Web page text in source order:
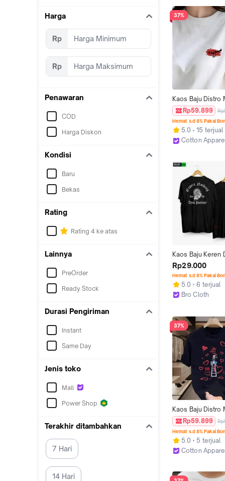
Harga
Rp
Rp
Penawaran
COD
Harga Diskon
Kondisi
Baru
Bekas
Rating
Rating 4 ke atas
Lainnya
PreOrder
Ready Stock
Durasi Pengiriman
Instant
Same Day
Jenis toko
Mall
Power Shop
Terakhir ditambahkan
7 Hari
14 Hari
Lembut Polos
putih
37%
Kaos Baju Distro
Motif "Tulisan"
Premium Tebal
Katun 24S Cewe
Pasangan
Panjang Wanita
Atasan Pendek
Rp59.899
Hemat s.d 8% Pakai
5.0
15 terjual
Cotton
Kaos Baju Keren
Atasan laki
Wanita Cewek
Dewasa Kekinian
2024 Murah
Oblong
Rp29.000
Hemat s.d 8% Pakai
5.0
6 terjual
Bro Cloth
37%
Kaos Baju Distro
Motif "We Need
Original Premium
Unisex Katun 24S
Cowo Pasangan
Atasan Keren
Cewek Lembut
Rp59.899
Hemat s.d 8% Pakai
5.0
5 terjual
Cotton Apparel